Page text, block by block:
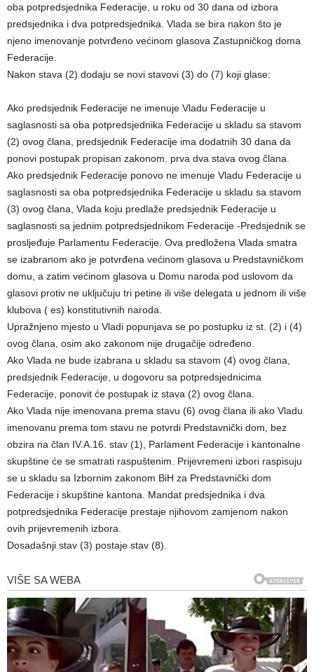
oba potpredsjednika Federacije, u roku od 30 dana od izbora
predsjednika i dva potpredsjednika. Vlada se bira nakon što je
njeno imenovanje potvrđeno većinom glasova Zastupničkog doma
Federacije.
Nakon stava (2) dodaju se novi stavovi (3) do (7) koji glase:
Ako predsjednik Federacije ne imenuje Vladu Federacije u
saglasnosti sa oba potpredsjednika Federacije u skladu sa stavom
(2) ovog člana, predsjednik Federacije ima dodatnih 30 dana da
ponovi postupak propisan zakonom. prva dva stava ovog člana.
Ako predsjednik Federacije ponovo ne imenuje Vladu Federacije u
saglasnosti sa oba potpredsjednika Federacije u skladu sa stavom
(3) ovog člana, Vlada koju predlaže predsjednik Federacije u
saglasnosti sa jednim potpredsjednikom Federacije -Predsjednik se
prosljeđuje Parlamentu Federacije. Ova predložena Vlada smatra
se izabranom ako je potvrđena većinom glasova u Predstavničkom
domu, a zatim većinom glasova u Domu naroda pod uslovom da
glasovi protiv ne uključuju tri petine ili više delegata u jednom ili više
klubova ( es) konstitutivnih naroda.
Upražnjeno mjesto u Vladi popunjava se po postupku iz st. (2) i (4)
ovog člana, osim ako zakonom nije drugačije određeno.
Ako Vlada ne bude izabrana u skladu sa stavom (4) ovog člana,
predsjednik Federacije, u dogovoru sa potpredsjednicima
Federacije, ponovit će postupak iz stava (2) ovog člana.
Ako Vlada nije imenovana prema stavu (6) ovog člana ili ako Vladu
imenovanu prema tom stavu ne potvrdi Predstavnički dom, bez
obzira na član IV.A.16. stav (1), Parlament Federacije i kantonalne
skupštine će se smatrati raspuštenim. Prijevremeni izbori raspisuju
se u skladu sa Izbornim zakonom BiH za Predstavnički dom
Federacije i skupštine kantona. Mandat predsjednika i dva
potpredsjednika Federacije prestaje njihovom zamjenom nakon
ovih prijevremenih izbora.
Dosadašnji stav (3) postaje stav (8).